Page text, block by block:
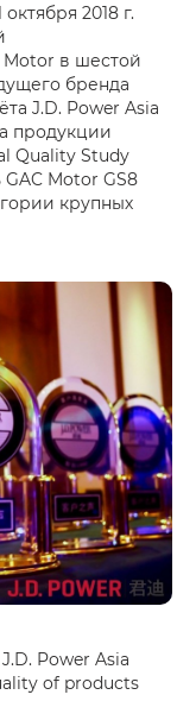
2018 г.
Motor в шестой
бренда
J.D. Power Asia
продукции
Quality Study
Motor GS8
крупных
Power Asia
of products